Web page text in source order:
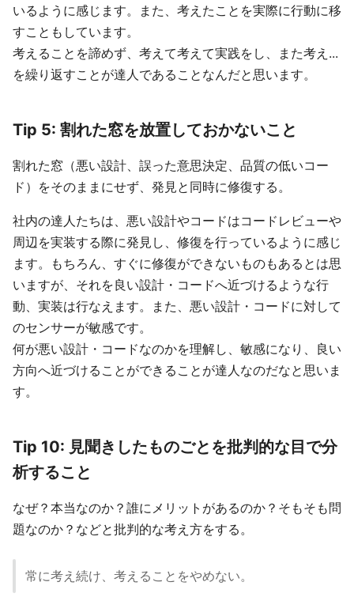
いるように感じます。また、考えたことを実際に行動に移
すこともしています。
考えることを諦めず、考えて考えて実践をし、また考え...
を繰り返すことが達人であることなんだと思います。
Tip 5: 割れた窓を放置しておかないこと
割れた窓（悪い設計、誤った意思決定、品質の低いコー
ド）をそのままにせず、発見と同時に修復する。
社内の達人たちは、悪い設計やコードはコードレビューや
周辺を実装する際に発見し、修復を行っているように感じ
ます。もちろん、すぐに修復ができないものもあるとは思
いますが、それを良い設計・コードへ近づけるような行
動、実装は行なえます。また、悪い設計・コードに対して
のセンサーが敏感です。
何が悪い設計・コードなのかを理解し、敏感になり、良い
方向へ近づけることができることが達人なのだなと思いま
す。
Tip 10: 見聞きしたものごとを批判的な目で分
析すること
なぜ？本当なのか？誰にメリットがあるのか？そもそも問
題なのか？などと批判的な考え方をする。
常に考え続け、考えることをやめない。